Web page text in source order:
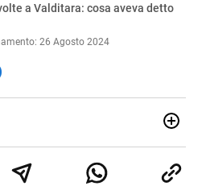
a Valditara: cosa aveva detto
26 Agosto 2024
per la scrittura in un lavoro, e